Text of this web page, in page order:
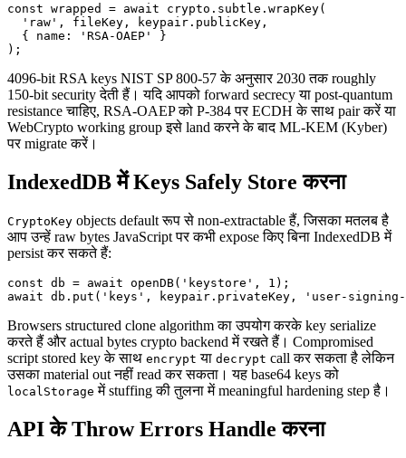
const wrapped = await crypto.subtle.wrapKey(
  'raw', fileKey, keypair.publicKey,
  { name: 'RSA-OAEP' }
4096-bit RSA keys NIST SP 800-57 के अनुसार 2030 तक roughly
150-bit security देती हैं। यदि आपको forward secrecy या post-quantum
resistance चाहिए, RSA-OAEP को P-384 पर ECDH के साथ pair करें या
WebCrypto working group इसे land करने के बाद ML-KEM (Kyber)
पर migrate करें।
IndexedDB में Keys Safely Store करना
CryptoKey objects default रूप से non-extractable हैं, जिसका मतलब है
आप उन्हें raw bytes JavaScript पर कभी expose किए बिना IndexedDB में
persist कर सकते हैं:
const db = await openDB('keystore', 1);
Browsers structured clone algorithm का उपयोग करके key serialize
करते हैं और actual bytes crypto backend में रखते हैं। Compromised
script stored key के साथ encrypt या decrypt call कर सकता है लेकिन
उसका material out नहीं read कर सकता। यह base64 keys को
localStorage में stuffing की तुलना में meaningful hardening step है।
API के Throw Errors Handle करना